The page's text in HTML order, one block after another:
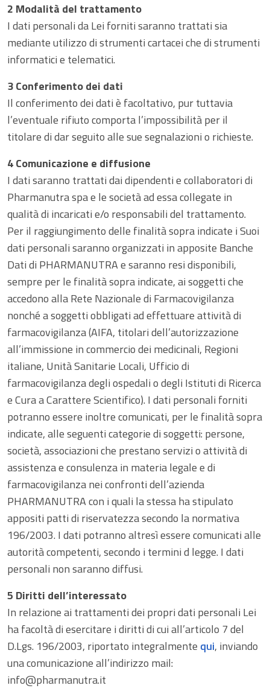
News & Eventi
Medicina cardiovascolare
Chirurgia e Medicina Trasfusionale
2 Modalità del trattamento
I dati personali da Lei forniti saranno trattati sia
mediante utilizzo di strumenti cartacei che di strumenti
informatici e telematici.
3 Conferimento dei dati
Il conferimento dei dati è facoltativo, pur tuttavia
l’eventuale rifiuto comporta l’impossibilità per il
titolare di dar seguito alle sue segnalazioni o richieste.
4 Comunicazione e diffusione
I dati saranno trattati dai dipendenti e collaboratori di
Pharmanutra spa e le società ad essa collegate in
qualità di incaricati e/o responsabili del trattamento.
Per il raggiungimento delle finalità sopra indicate i Suoi
dati personali saranno organizzati in apposite Banche
Dati di PHARMANUTRA e saranno resi disponibili,
sempre per le finalità sopra indicate, ai soggetti che
accedono alla Rete Nazionale di Farmacovigilanza
nonché a soggetti obbligati ad effettuare attività di
farmacovigilanza (AIFA, titolari dell’autorizzazione
all’immissione in commercio dei medicinali, Regioni
italiane, Unità Sanitarie Locali, Ufficio di
farmacovigilanza degli ospedali o degli Istituti di Ricerca
e Cura a Carattere Scientifico). I dati personali forniti
potranno essere inoltre comunicati, per le finalità sopra
indicate, alle seguenti categorie di soggetti: persone,
società, associazioni che prestano servizi o attività di
assistenza e consulenza in materia legale e di
farmacovigilanza nei confronti dell’azienda
PHARMANUTRA con i quali la stessa ha stipulato
appositi patti di riservatezza secondo la normativa
196/2003. I dati potranno altresì essere comunicati alle
autorità competenti, secondo i termini d legge. I dati
personali non saranno diffusi.
5 Diritti dell’interessato
In relazione ai trattamenti dei propri dati personali Lei
ha facoltà di esercitare i diritti di cui all’articolo 7 del
D.Lgs. 196/2003, riportato integralmente qui, inviando
una comunicazione all’indirizzo mail:
info@pharmanutra.it